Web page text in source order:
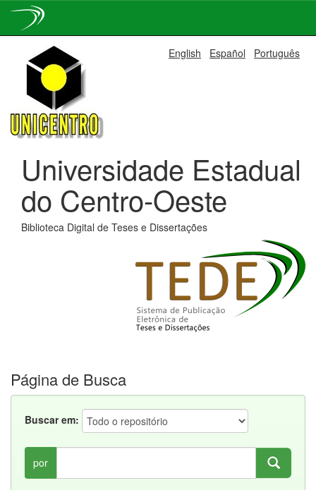
navigation
English Español Português
Universidade Estadual
do Centro-Oeste
Biblioteca Digital de Teses e Dissertações
Página de Busca
Buscar em:
por